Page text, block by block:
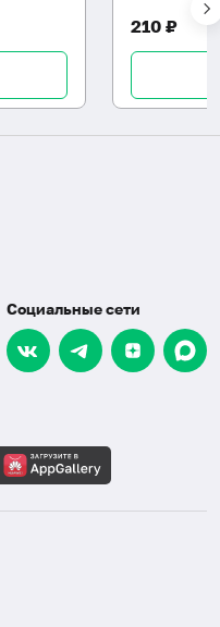
210 ₽
Социальные сети